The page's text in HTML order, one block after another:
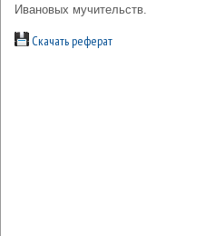
Ивановых мучительств.
Скачать реферат